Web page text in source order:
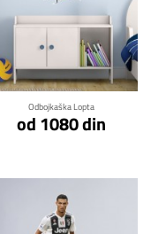
Odbojkaška Lopta
od 1080 din
Klikni za detalje